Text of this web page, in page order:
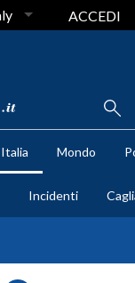
ACCEDI
Italia Mondo
Incidenti